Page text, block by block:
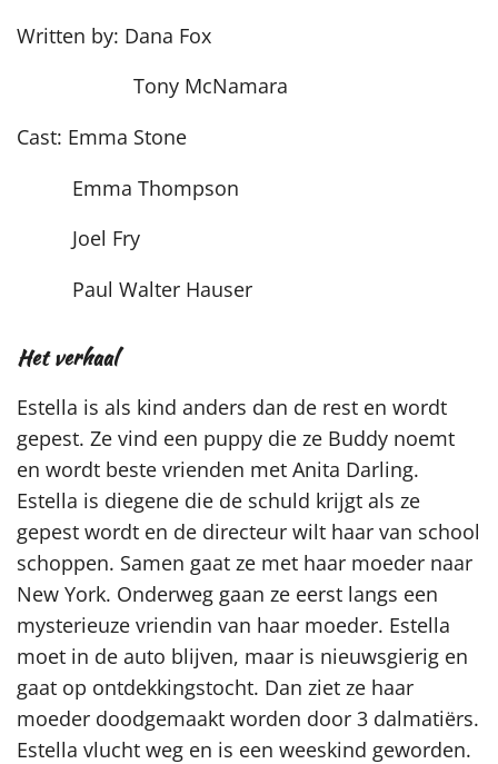
Written by: Dana Fox
Tony McNamara
Cast: Emma Stone
Emma Thompson
Joel Fry
Paul Walter Hauser
Het verhaal
Estella is als kind anders dan de rest en wordt
gepest. Ze vind een puppy die ze Buddy noemt
en wordt beste vrienden met Anita Darling.
Estella is diegene die de schuld krijgt als ze
gepest wordt en de directeur wilt haar van school
schoppen. Samen gaat ze met haar moeder naar
New York. Onderweg gaan ze eerst langs een
mysterieuze vriendin van haar moeder. Estella
moet in de auto blijven, maar is nieuwsgierig en
gaat op ontdekkingstocht. Dan ziet ze haar
moeder doodgemaakt worden door 3 dalmatiërs.
Estella vlucht weg en is een weeskind geworden.